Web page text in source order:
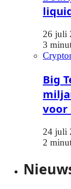
26 juli
3
Big
voor
24 juli
2